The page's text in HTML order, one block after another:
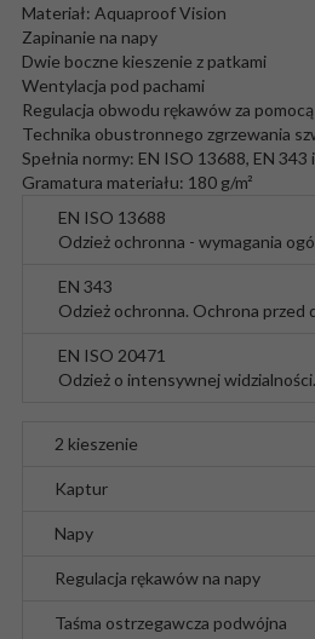
Materiał: Aquaproof Vision
Zapinanie na napy
Dwie boczne kieszenie z patkami
Wentylacja pod pachami
Regulacja obwodu rękawów za
Technika obustronnego zgrzewania
Spełnia normy: EN ISO 13688, EN 343
Gramatura materiału: 180 g/m²
EN ISO 13688
Odzież ochronna - wymagania
EN 343
Odzież ochronna. Ochrona przed
EN ISO 20471
Odzież o intensywnej widzialności.
2 kieszenie
Kaptur
Napy
Regulacja rękawów na napy
Taśma ostrzegawcza podwójna